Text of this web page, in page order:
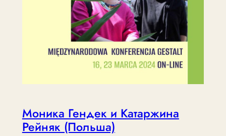
Моника Гендек и Катаржина
Рейняк (Польша)